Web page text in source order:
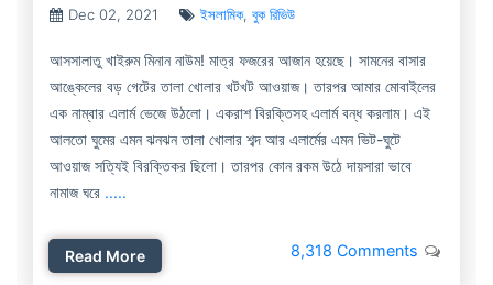
Dec 02, 2021 ইসলামিক, বুক রিভিউ
আসসালাতু খাইরুম মিনান নাউম! মাত্র ফজরের আজান হয়েছে। সামনের বাসার
আঙ্কেলের বড় গেটের তালা খোলার খটখট আওয়াজ। তারপর আমার মোবাইলের
এক নাম্বার এলার্ম ভেজে উঠলো। একরাশ বিরক্তিসহ এলার্ম বন্ধ করলাম। এই
আলতো ঘুমের এমন ঝনঝন তালা খোলার শব্দ আর এলার্মের এমন ভিট-ঘুটে
আওয়াজ সত্যিই বিরক্তিকর ছিলো। তারপর কোন রকম উঠে দায়সারা ভাবে
নামাজ ঘরে .....
Read More 8,318 Comments